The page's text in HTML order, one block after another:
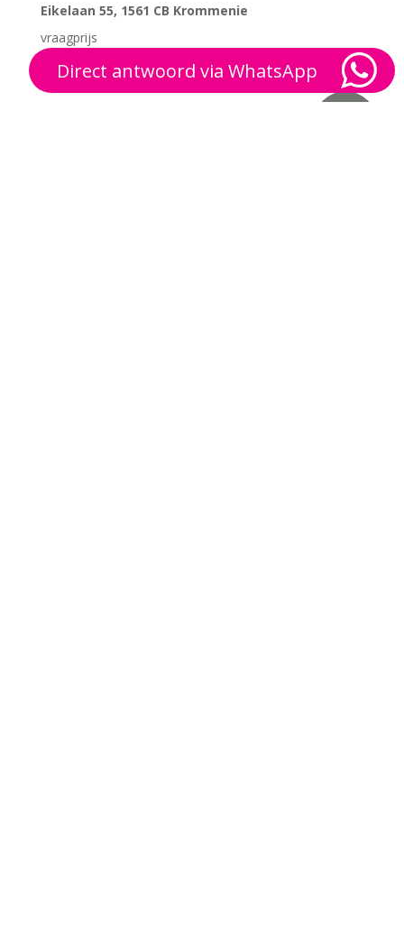
Eikelaan 55, 1561 CB Krommenie
vraagprijs
€ 495.000,- k.k.
Direct antwoord via WhatsApp